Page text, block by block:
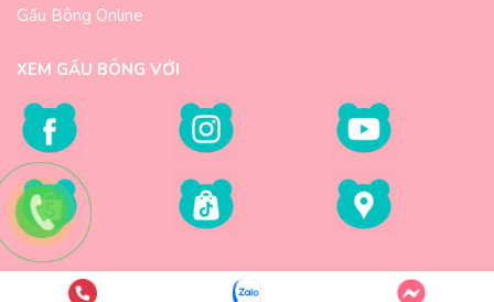
Gấu Bông Online
XEM GẤU BÔNG VỚI